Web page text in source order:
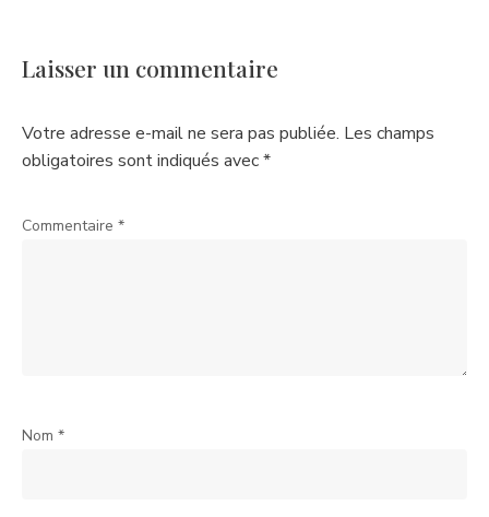
Laisser un commentaire
Votre adresse e-mail ne sera pas publiée. Les champs
obligatoires sont indiqués avec*
Commentaire *
Nom *